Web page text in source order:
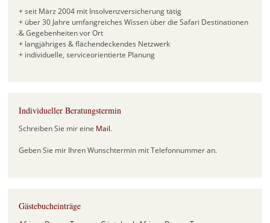
+ seit März 2004 mit Insolvenzversicherung tätig
+ über 30 Jahre umfangreiches Wissen über die Safari Destinationen
& Gegebenheiten vor Ort
+ langjähriges & flächendeckendes Netzwerk
+ individuelle, serviceorientierte Planung
Individueller Beratungstermin
Schreiben Sie mir eine Mail.
Geben Sie mir Ihren Wunschtermin mit Telefonnummer an.
Gästebucheinträge